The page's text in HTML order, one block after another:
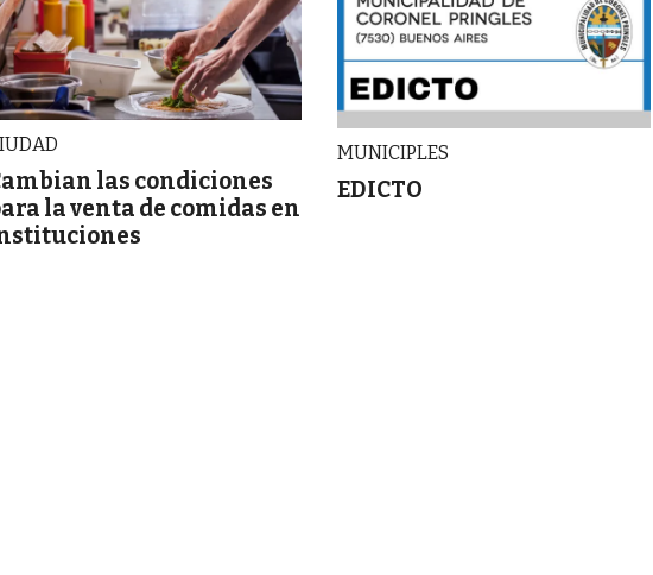
las condiciones
la venta de comidas en
MUNICIPLES
EDICTO